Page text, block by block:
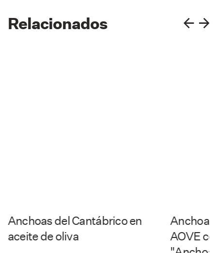
Relacionados
Anchoas del Cantábrico en
aceite de oliva
AOVE